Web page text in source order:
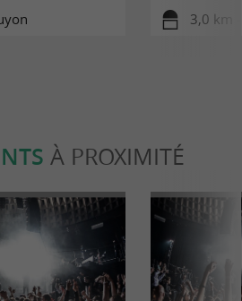
3,0 km -
À PROXIMITÉ